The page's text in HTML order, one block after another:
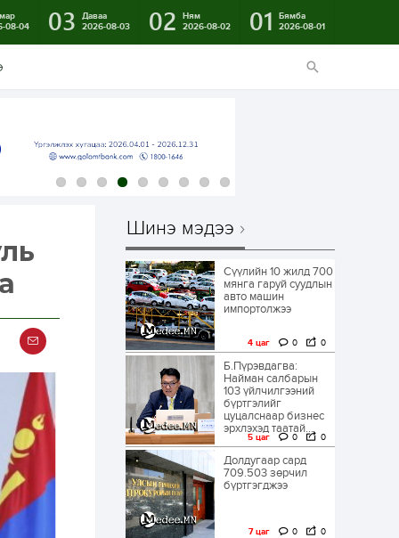
08-04
03
Даваа
2026-08-03
02
Ням
2026-08-02
01
Бямба
2026-08-01
Шинэ мэдээ
Сүүлийн 10 жилд 700
мянга гаруй суудлын
авто машин
импортолжээ
4 цаг 0 0
Б.Пүрэвдагва:
Найман салбарын
103 үйлчилгээний
бүртгэлийг
цуцалснаар бизнес
эрхлэхэд таатай...
5 цаг 0 0
Долдугаар сард
709.503 зөрчил
бүртгэгджээ
7 цаг 0 0